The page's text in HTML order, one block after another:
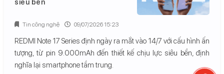
REDMI Note 17 Series định ngày ra mắt vào 14/7 với cấu hình ấn
tượng, từ pin 9.000mAh đến thiết kế chịu lực siêu bền, định
nghĩa lại smartphone tầm trung.
Tin công nghệ 09/07/2026 15:23